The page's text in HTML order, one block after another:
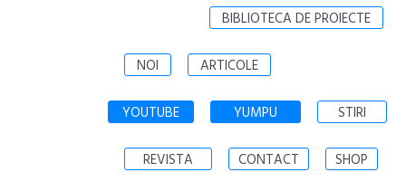
BIBLIOTECA DE PROIECTE
NOI ARTICOLE
YOUTUBE YUMPU STIRI
REVISTA CONTACT SHOP